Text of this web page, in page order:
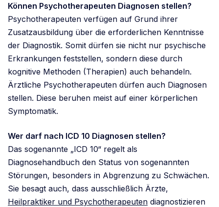
Können Psychotherapeuten Diagnosen stellen?
Psychotherapeuten verfügen auf Grund ihrer
Zusatzausbildung über die erforderlichen Kenntnisse
der Diagnostik. Somit dürfen sie nicht nur psychische
Erkrankungen feststellen, sondern diese durch
kognitive Methoden (Therapien) auch behandeln.
Ärztliche Psychotherapeuten dürfen auch Diagnosen
stellen. Diese beruhen meist auf einer körperlichen
Symptomatik.
Wer darf nach ICD 10 Diagnosen stellen?
Das sogenannte „ICD 10“ regelt als
Diagnosehandbuch den Status von sogenannten
Störungen, besonders in Abgrenzung zu Schwächen.
Sie besagt auch, dass ausschließlich Ärzte,
Heilpraktiker und Psychotherapeuten diagnostizieren